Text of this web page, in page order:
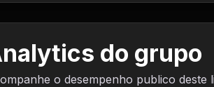
do grupo
o desempenho publico deste